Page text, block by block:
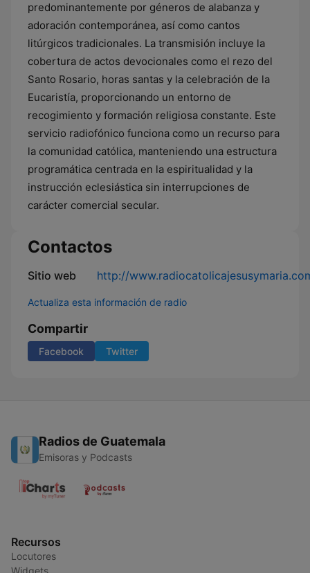
predominantemente por géneros de alabanza y
adoración contemporánea, así como cantos
litúrgicos tradicionales. La transmisión incluye la
cobertura de actos devocionales como el rezo del
Santo Rosario, horas santas y la celebración de la
Eucaristía, proporcionando un entorno de
recogimiento y formación religiosa constante. Este
servicio radiofónico funciona como un recurso para
la comunidad católica, manteniendo una estructura
programática centrada en la espiritualidad y la
instrucción eclesiástica sin interrupciones de
carácter comercial secular.
Contactos
Sitio web http://
Actualiza esta información de radio
Compartir
Facebook Twitter
Radios de Guatemala
Emisoras y Podcasts
Recursos
Locutores
Widgets